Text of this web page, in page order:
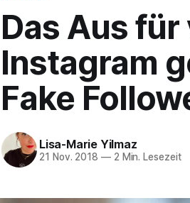
Das Aus
Instagram
Fake
Lisa-Marie Yilmaz
21 Nov. 2018 —2 Min. Lesezeit